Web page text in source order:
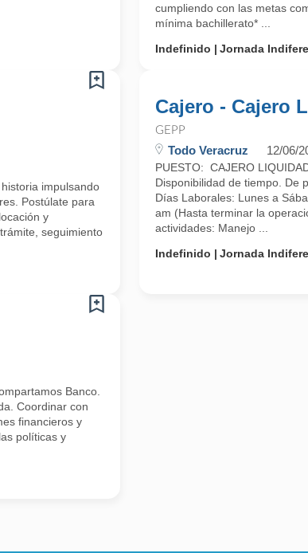
cumpliendo con las metas
mínima bachillerato* ...
Indefinido
Jornada
impulsando
Postúlate para
y
seguimiento
Cajero - Cajero
GEPP
Todo Veracruz 12/06/
PUESTO: CAJERO
Disponibilidad de tiempo. De
Días Laborales: Lunes a
am (Hasta terminar la
actividades: Manejo ...
Indefinido
Jornada
Banco.
Coordinar con
financieros y
políticas y